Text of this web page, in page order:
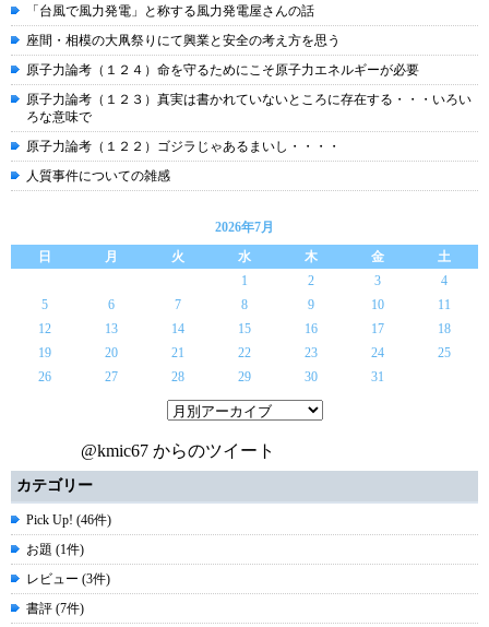
「台風で風力発電」と称する風力発電屋さんの話
座間・相模の大凧祭りにて興業と安全の考え方を思う
原子力論考（１２４）命を守るためにこそ原子力エネルギーが必要
原子力論考（１２３）真実は書かれていないところに存在する・・・いろい
ろな意味で
原子力論考（１２２）ゴジラじゃあるまいし・・・・
人質事件についての雑感
2026年7月
日
月 火 水 木 金
土
1
2 3
4
5
6 7 8 9 10
11
12
13 14 15 16 17
18
19
20 21 22 23 24
25
26
27 28 29 30 31
@kmic67 からのツイート
カテゴリー
Pick Up! (46件)
お題 (1件)
レビュー (3件)
書評 (7件)